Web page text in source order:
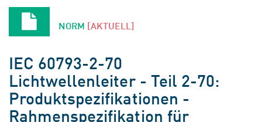
NORM [AKTUELL]
IEC 60793-2-70
Lichtwellenleiter - Teil 2-70:
Produktspezifikationen -
Rahmenspezifikation für